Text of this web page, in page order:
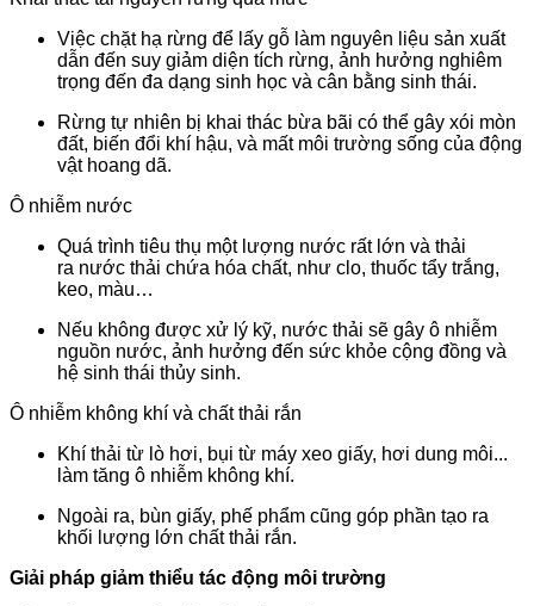
Việc chặt hạ rừng để lấy gỗ làm nguyên liệu sản xuất
dẫn đến suy giảm diện tích rừng, ảnh hưởng nghiêm
trọng đến đa dạng sinh học và cân bằng sinh thái.
Rừng tự nhiên bị khai thác bừa bãi có thể gây xói mòn
đất, biến đổi khí hậu, và mất môi trường sống của động
vật hoang dã.
Ô nhiễm nước
Quá trình tiêu thụ một lượng nước rất lớn và thải
ra nước thải chứa hóa chất, như clo, thuốc tẩy trắng,
keo, màu…
Nếu không được xử lý kỹ, nước thải sẽ gây ô nhiễm
nguồn nước, ảnh hưởng đến sức khỏe cộng đồng và
hệ sinh thái thủy sinh.
Ô nhiễm không khí và chất thải rắn
Khí thải từ lò hơi, bụi từ máy xeo giấy, hơi dung môi...
làm tăng ô nhiễm không khí.
Ngoài ra, bùn giấy, phế phẩm cũng góp phần tạo ra
khối lượng lớn chất thải rắn.
Giải pháp giảm thiểu tác động môi trường